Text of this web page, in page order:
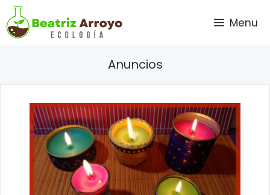
Saltar
al
contenido
Menu
Anuncios